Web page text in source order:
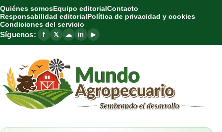
Quiénes somosEquipo editorialContacto
Responsabilidad editorialPolítica de privacidad y cookies
Condiciones del servicio
Síguenos: f 𝕏 ☁ in ▶